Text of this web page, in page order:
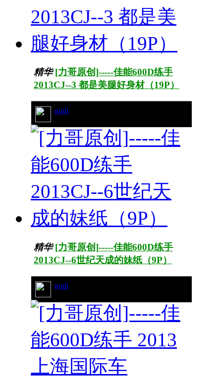
精华 [力哥原创]-----佳能600D练手
2013CJ--3 都是美腿好身材（19P）
guili
精华 [力哥原创]-----佳能600D练手
2013CJ--6世纪天成的妹纸（9P）
guili